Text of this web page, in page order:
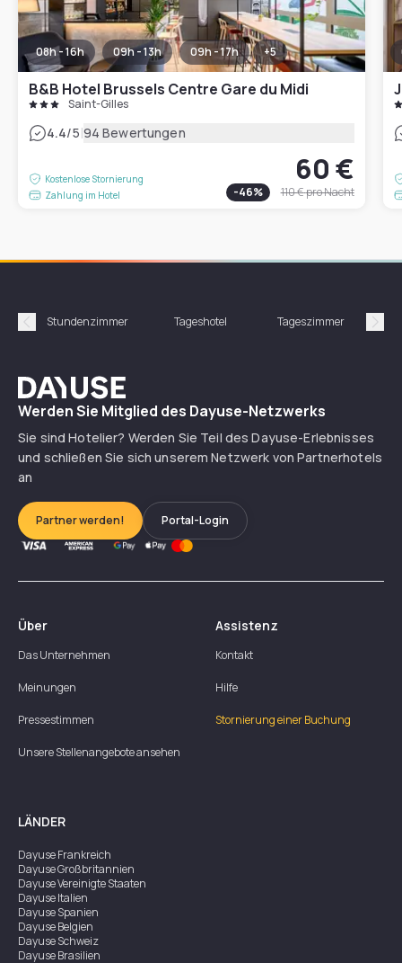
08h - 16h 09h - 13h 09h - 17h +5
B&B Hotel Brussels Centre Gare du Midi
Saint-Gilles
4.4/5|94 Bewertungen
Kostenlose Stornierung
Zahlung im Hotel
60 €
-46% 110 €pro Nacht
Précédent
Stundenzimmer Tageshotel Tageszimmer
Dayuse
Werden Sie Mitglied des Dayuse-Netzwerks
Sie sind Hotelier? Werden Sie Teil des Dayuse-Erlebnisses
und schließen Sie sich unserem Netzwerk von Partnerhotels
an
Partner werden! Portal-Login
Über
Das Unternehmen
Meinungen
Pressestimmen
Unsere Stellenangebote ansehen
Assistenz
Kontakt
Hilfe
Stornierung einer Buchung
LÄNDER
DayuseFrankreich
DayuseGroßbritannien
DayuseVereinigte Staaten
DayuseItalien
DayuseSpanien
DayuseBelgien
DayuseSchweiz
DayuseBrasilien